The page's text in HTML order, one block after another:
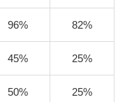
96% 82%
45% 25%
50% 25%